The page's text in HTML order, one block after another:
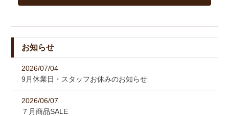
お知らせ
2026/07/04
9月休業日・スタッフお休みのお知らせ
2026/06/07
７月商品SALE